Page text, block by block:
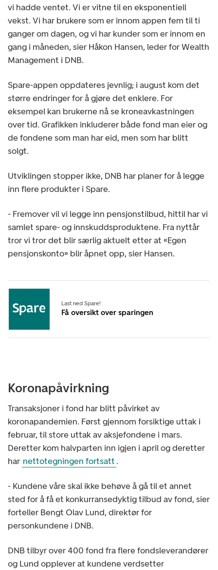
vi hadde ventet. Vi er vitne til en eksponentiell
vekst. Vi har brukere som er innom appen fem til ti
ganger om dagen, og vi har kunder som er innom en
gang i måneden, sier Håkon Hansen, leder for Wealth
Management i DNB.
Spare-appen oppdateres jevnlig; i august kom det
større endringer for å gjøre det enklere. For
eksempel kan brukerne nå se kroneavkastningen
over tid. Grafikken inkluderer både fond man eier og
de fondene som man har eid, men som har blitt
solgt.
Utviklingen stopper ikke, DNB har planer for å legge
inn flere produkter i Spare.
- Fremover vil vi legge inn pensjonstilbud, hittil har vi
samlet spare- og innskuddsproduktene. Fra nyttår
tror vi tror det blir særlig aktuelt etter at «Egen
pensjonskonto» blir åpnet opp, sier Hansen.
Last ned Spare!
Få oversikt over sparingen
Koronapåvirkning
Transaksjoner i fond har blitt påvirket av
koronapandemien. Først gjennom forsiktige uttak i
februar, til store uttak av aksjefondene i mars.
Deretter kom halvparten inn igjen i april og deretter
har nettotegningen fortsatt .
- Kundene våre skal ikke behøve å gå til et annet
sted for å få et konkurransedyktig tilbud av fond, sier
forteller Bengt Olav Lund, direktør for
personkundene i DNB.
DNB tilbyr over 400 fond fra flere fondsleverandører
og Lund opplever at kundene verdsetter